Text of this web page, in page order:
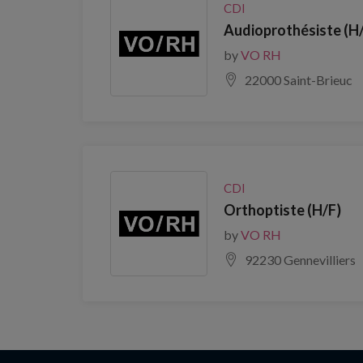
CDI
Audioprothésiste
byVO RH
22000 Saint-Brieuc
CDI
Orthoptiste (H/F)
byVO RH
92230 Gennevilliers